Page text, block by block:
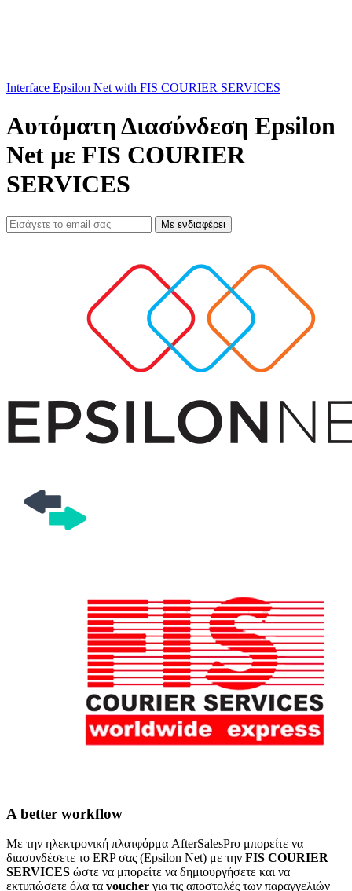
Interface Epsilon Net with FIS COURIER SERVICES
Αυτόματη Διασύνδεση Epsilon
Net με FIS COURIER
SERVICES
Με ενδιαφέρει
A better workflow
Με την ηλεκτρονική πλατφόρμα AfterSalesPro μπορείτε να
διασυνδέσετε το ERP σας (Epsilon Net) με την FIS COURIER
SERVICES ώστε να μπορείτε να δημιουργήσετε και να
εκτυπώσετε όλα τα voucher για τις αποστολές των παραγγελιών